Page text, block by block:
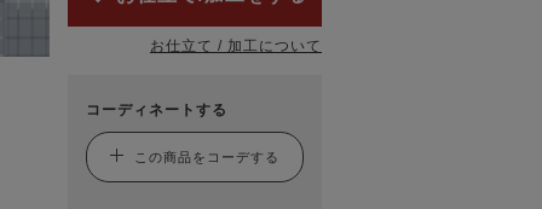
お仕立て / 加工について
コーディネートする
この商品をコーデする